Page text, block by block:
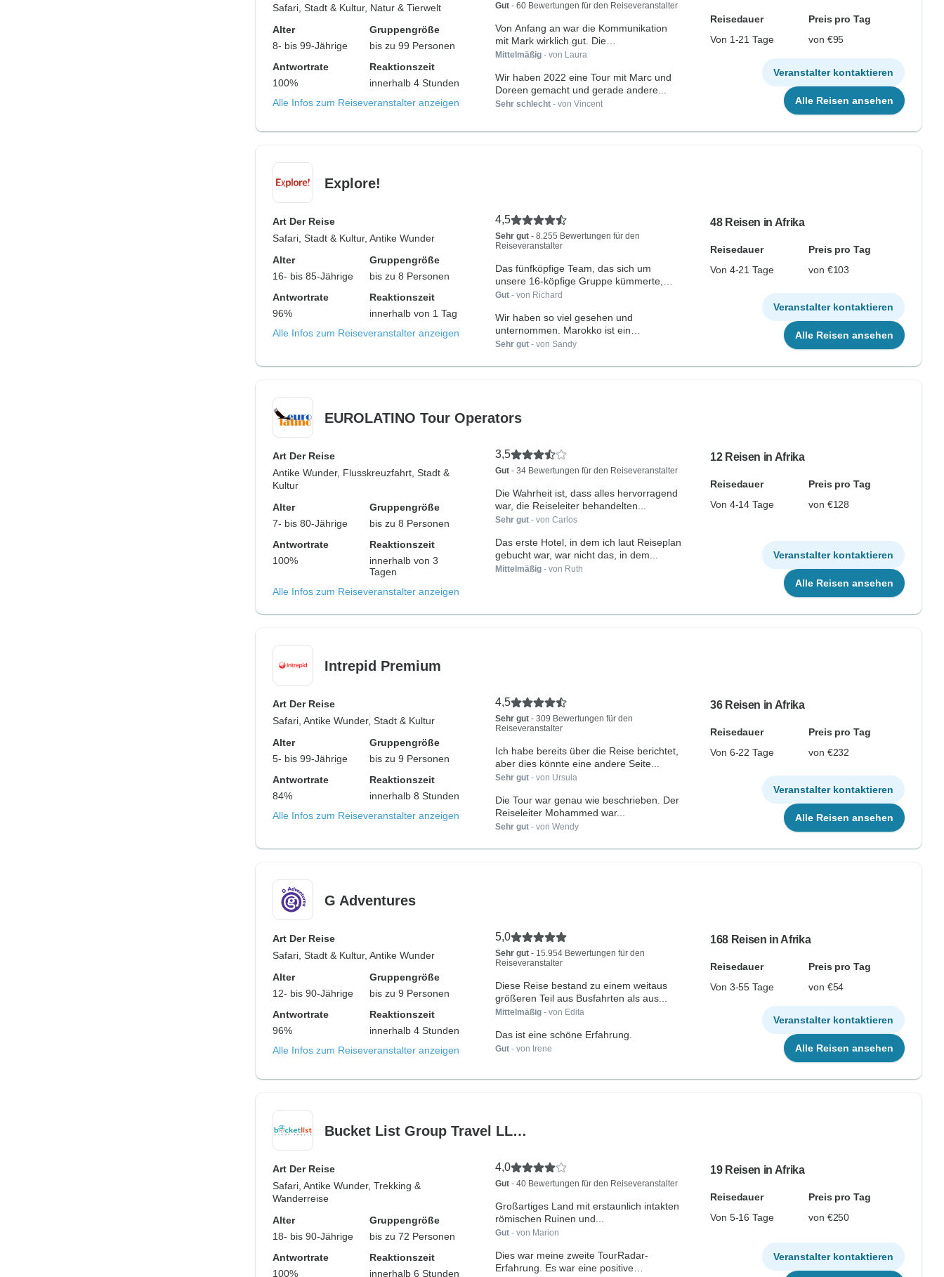
Safari, Stadt & Kultur, Natur & Tierwelt
Alter
8- bis 99-Jährige
Gruppengröße
bis zu 99 Personen
Antwortrate
100%
Reaktionszeit
innerhalb 4 Stunden
Alle Infos zum Reiseveranstalter anzeigen
Gut- 60 Bewertungen für den Reiseveranstalter
Von Anfang an war die Kommunikation
mit Mark wirklich gut. Die
Kommunikation...
Mittelmäßig- von Laura
Wir haben 2022 eine Tour mit Marc und
Doreen gemacht und gerade andere...
Sehr schlecht- von Vincent
Reisedauer
Preis pro Tag
Von 1-21 Tage
von €95
Veranstalter kontaktieren
Alle Reisen ansehen
Explore!
Art Der Reise
Safari, Stadt & Kultur, Antike Wunder
Alter
16- bis 85-Jährige
Gruppengröße
bis zu 8 Personen
Antwortrate
96%
Reaktionszeit
innerhalb von 1 Tag
Alle Infos zum Reiseveranstalter anzeigen
4,5
Sehr gut- 8.255 Bewertungen für den
Reiseveranstalter
Das fünfköpfige Team, das sich um
unsere 16-köpfige Gruppe kümmerte,
war...
Gut- von Richard
Wir haben so viel gesehen und
unternommen. Marokko ist ein
interessantes...
Sehr gut- von Sandy
48 Reisen in Afrika
Reisedauer
Preis pro Tag
Von 4-21 Tage
von €103
Veranstalter kontaktieren
Alle Reisen ansehen
EUROLATINO Tour Operators
Art Der Reise
Antike Wunder, Flusskreuzfahrt, Stadt &
Kultur
Alter
7- bis 80-Jährige
Gruppengröße
bis zu 8 Personen
Antwortrate
100%
Reaktionszeit
innerhalb von 3
Tagen
Alle Infos zum Reiseveranstalter anzeigen
3,5
Gut- 34 Bewertungen für den Reiseveranstalter
Die Wahrheit ist, dass alles hervorragend
war, die Reiseleiter behandelten...
Sehr gut- von Carlos
Das erste Hotel, in dem ich laut Reiseplan
gebucht war, war nicht das, in dem...
Mittelmäßig- von Ruth
12 Reisen in Afrika
Reisedauer
Preis pro Tag
Von 4-14 Tage
von €128
Veranstalter kontaktieren
Alle Reisen ansehen
Intrepid Premium
Art Der Reise
Safari, Antike Wunder, Stadt & Kultur
Alter
5- bis 99-Jährige
Gruppengröße
bis zu 9 Personen
Antwortrate
84%
Reaktionszeit
innerhalb 8 Stunden
Alle Infos zum Reiseveranstalter anzeigen
4,5
Sehr gut- 309 Bewertungen für den
Reiseveranstalter
Ich habe bereits über die Reise berichtet,
aber dies könnte eine andere Seite...
Sehr gut- von Ursula
Die Tour war genau wie beschrieben. Der
Reiseleiter Mohammed war...
Sehr gut- von Wendy
36 Reisen in Afrika
Reisedauer
Preis pro Tag
Von 6-22 Tage
von €232
Veranstalter kontaktieren
Alle Reisen ansehen
G Adventures
Art Der Reise
Safari, Stadt & Kultur, Antike Wunder
Alter
12- bis 90-Jährige
Gruppengröße
bis zu 9 Personen
Antwortrate
96%
Reaktionszeit
innerhalb 4 Stunden
Alle Infos zum Reiseveranstalter anzeigen
5,0
Sehr gut- 15.954 Bewertungen für den
Reiseveranstalter
Diese Reise bestand zu einem weitaus
größeren Teil aus Busfahrten als aus...
Mittelmäßig- von Edita
Das ist eine schöne Erfahrung.
Gut- von Irene
168 Reisen in Afrika
Reisedauer
Preis pro Tag
Von 3-55 Tage
von €54
Veranstalter kontaktieren
Alle Reisen ansehen
Bucket List Group Travel LL…
Art Der Reise
Safari, Antike Wunder, Trekking &
Wanderreise
Alter
18- bis 90-Jährige
Gruppengröße
bis zu 72 Personen
Antwortrate
100%
Reaktionszeit
innerhalb 6 Stunden
4,0
Gut- 40 Bewertungen für den Reiseveranstalter
Großartiges Land mit erstaunlich intakten
römischen Ruinen und...
Gut- von Marion
Dies war meine zweite TourRadar-
Erfahrung. Es war eine positive
19 Reisen in Afrika
Reisedauer
Preis pro Tag
Von 5-16 Tage
von €250
Veranstalter kontaktieren